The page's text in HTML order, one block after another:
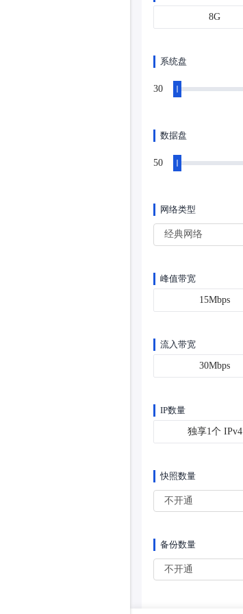
8G
系统盘
30
数据盘
50
网络类型
峰值带宽
15Mbps
流入带宽
30Mbps
IP数量
独享1个 IPv4
快照数量
备份数量